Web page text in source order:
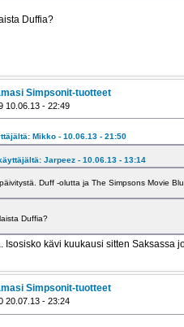
Duffia?
Simpsonit-tuotteet
10.06.13 - 22:49
Mikko - 10.06.13 - 21:50
Jarpeez - 10.06.13 - 13:14
Duff -olutta ja The Simpsons Movie
Duffia?
Isosisko kävi kuukausi sitten Saksassa
Simpsonit-tuotteet
20.07.13 - 23:24